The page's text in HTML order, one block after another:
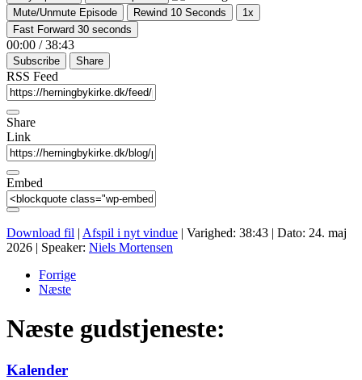
Mute/Unmute Episode
Rewind 10 Seconds
1x
Fast Forward 30 seconds
00:00 / 38:43
Subscribe Share
RSS Feed
Share
Link
Embed
Download fil | Afspil i nyt vindue | Varighed: 38:43 | Dato: 24. maj
2026 | Speaker: Niels Mortensen
Forrige
Næste
Næste gudstjeneste:
Kalender